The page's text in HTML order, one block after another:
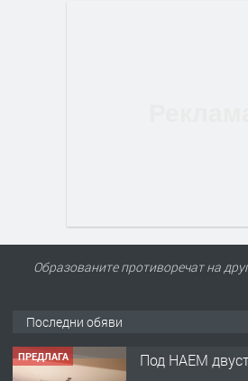
Образованите противоречат на
Последни обяви
ПРЕДЛАГА Под НАЕМ